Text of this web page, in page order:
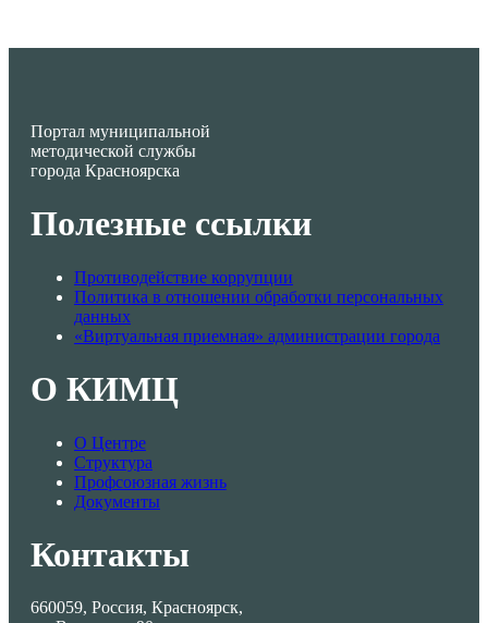
Портал муниципальной
методической службы
города Красноярска
Полезные ссылки
Противодействие коррупции
Политика в отношении обработки персональных
данных
«Виртуальная приемная» администрации города
О КИМЦ
О Центре
Структура
Профсоюзная жизнь
Документы
Контакты
660059, Россия, Красноярск,